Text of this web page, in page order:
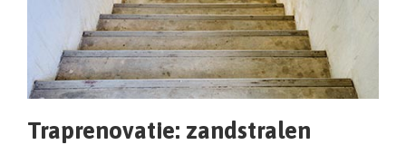
Traprenovatie: zandstralen